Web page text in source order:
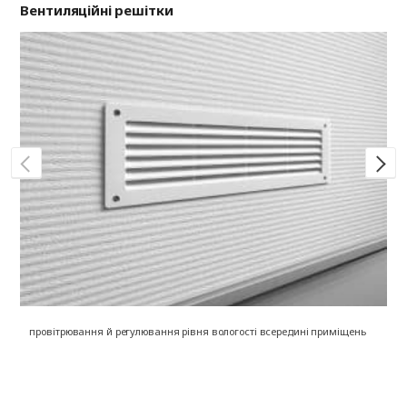
Вентиляційні решітки
провітрювання й регулювання рівня вологості всередині приміщень